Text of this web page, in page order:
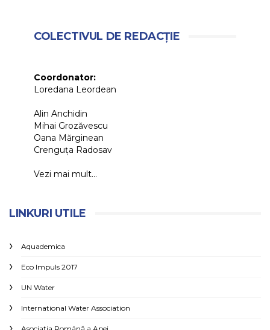
COLECTIVUL DE REDACȚIE
Coordonator:
Loredana Leordean
Alin Anchidin
Mihai Grozăvescu
Oana Mărginean
Crenguța Radosav
Vezi mai mult...
LINKURI UTILE
Aquademica
Eco Impuls 2017
UN Water
International Water Association